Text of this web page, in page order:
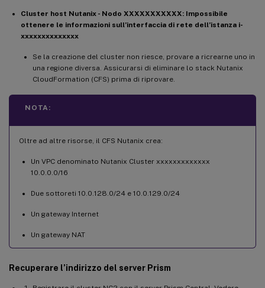
Microsoft.Nutanix/Nodes/write
Microsoft.Nutanix/Nodes/delete
Microsoft.Network/virtualHubs/*
Microsoft.Network/routeTables/read
Microsoft.Network/routeTables/write
Microsoft.Network/routeTables/routes/
-  Microsoft.CostManagement/views/
-  Microsoft.CostManagement/
Microsoft.CostManagement/
Microsoft.Network/virtualWans/read
Microsoft.Network/virtualWans/delete
Microsoft.Storage/storageAccounts/
Microsoft.Storage/storageAccounts/
Cluster host Nutanix - Nodo XXXXXXXXXXX: Impossibile
ottenere le informazioni sull’interfaccia di rete dell’istanza i-
xxxxxxxxxxxxxx
Se la creazione del cluster non riesce, provare a ricrearne uno in
una regione diversa. Assicurarsi di eliminare lo stack Nutanix
CloudFormation (CFS) prima di riprovare.
NOTA:
Oltre ad altre risorse, il CFS Nutanix crea:
Un VPC denominato Nutanix Cluster xxxxxxxxxxxxx
10.0.0.0/16
Due sottoreti 10.0.128.0/24 e 10.0.129.0/24
Un gateway Internet
Un gateway NAT
Recuperare l’indirizzo del server Prism